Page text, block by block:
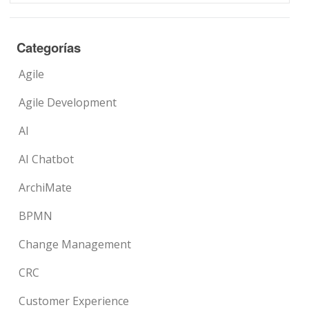
Categorías
Agile
Agile Development
AI
AI Chatbot
ArchiMate
BPMN
Change Management
CRC
Customer Experience